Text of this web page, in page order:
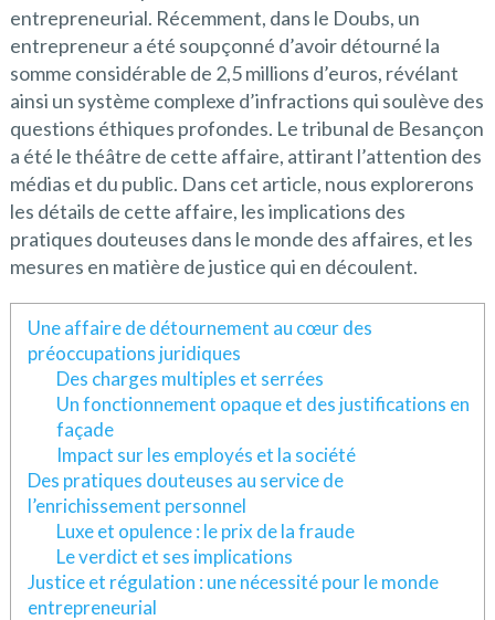
entrepreneurial. Récemment, dans le Doubs, un
entrepreneur a été soupçonné d’avoir détourné la
somme considérable de 2,5 millions d’euros, révélant
ainsi un système complexe d’infractions qui soulève des
questions éthiques profondes. Le tribunal de Besançon
a été le théâtre de cette affaire, attirant l’attention des
médias et du public. Dans cet article, nous explorerons
les détails de cette affaire, les implications des
pratiques douteuses dans le monde des affaires, et les
mesures en matière de justice qui en découlent.
Une affaire de détournement au cœur des
préoccupations juridiques
Des charges multiples et serrées
Un fonctionnement opaque et des justifications en
façade
Impact sur les employés et la société
Des pratiques douteuses au service de
l’enrichissement personnel
Luxe et opulence : le prix de la fraude
Le verdict et ses implications
Justice et régulation : une nécessité pour le monde
entrepreneurial